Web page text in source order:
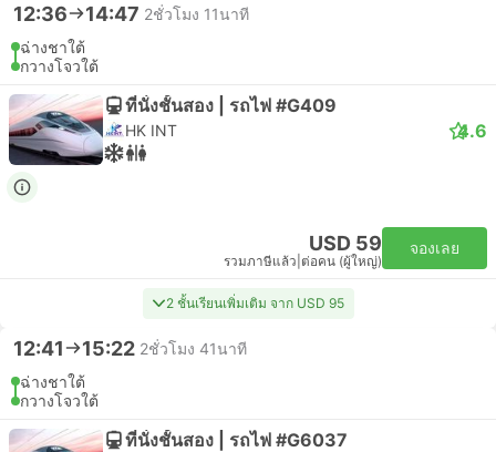
12:36 14:47 2ชั่วโมง 11นาที
ฉ่างชาใต้
กวางโจวใต้
ที่นั่งชั้นสอง | รถไฟ #G409
HK INT 4.6
USD 59
รวมภาษีแล้ว ต่อคน (ผู้ใหญ่)
จองเลย
2 ชั้นเรียนเพิ่มเติม จาก USD 95
12:41 15:22 2ชั่วโมง 41นาที
ฉ่างชาใต้
กวางโจวใต้
ที่นั่งชั้นสอง | รถไฟ #G6037